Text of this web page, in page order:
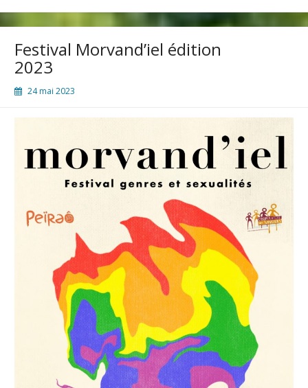
Festival Morvand’iel édition
2023
24 mai 2023